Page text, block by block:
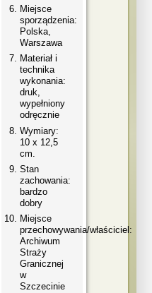
Miejsce
sporządzenia:
Polska,
Warszawa
Materiał i
technika
wykonania:
druk,
wypełniony
odręcznie
Wymiary:
10 x 12,5
cm.
Stan
zachowania:
bardzo
dobry
Miejsce
przechowywania/właściciel:
Archiwum
Straży
Granicznej
w
Szczecinie